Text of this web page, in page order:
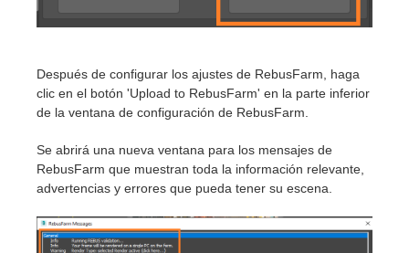
Después de configurar los ajustes de RebusFarm, haga
clic en el botón 'Upload to RebusFarm' en la parte inferior
de la ventana de configuración de RebusFarm.
Se abrirá una nueva ventana para los mensajes de
RebusFarm que muestran toda la información relevante,
advertencias y errores que pueda tener su escena.